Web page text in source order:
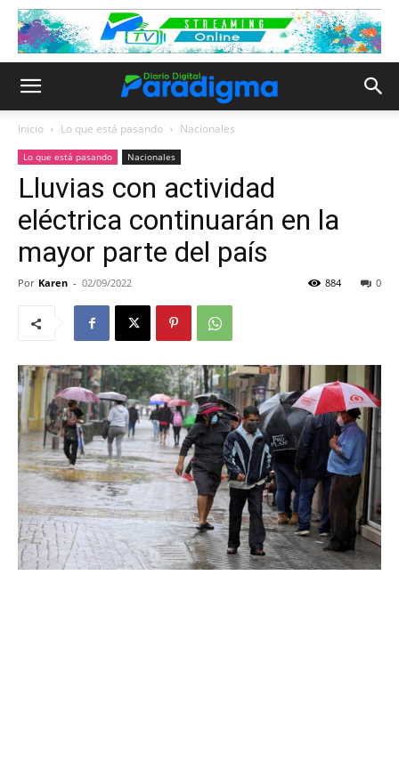
Inicio Lo que está pasando Nacionales
Lo que está pasando Nacionales
Lluvias con actividad
eléctrica continuarán en la
mayor parte del país
Por Karen - 02/09/2022 0
884